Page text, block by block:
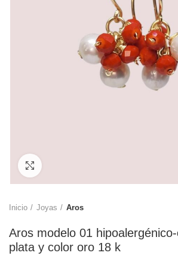
Inicio Joyas Aros
Aros modelo 01
plata y color oro 18 k